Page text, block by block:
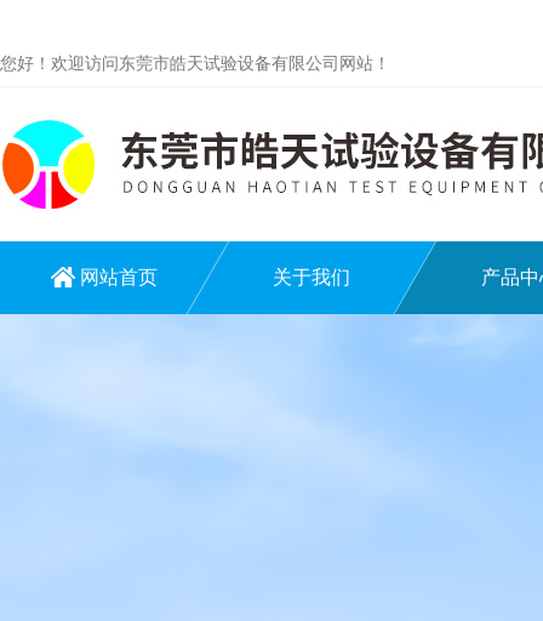
您好！欢迎访问东莞市皓天试验设备有限公司网站！
网站首页 关于我们 产品中